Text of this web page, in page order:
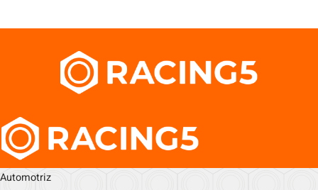
Automotriz